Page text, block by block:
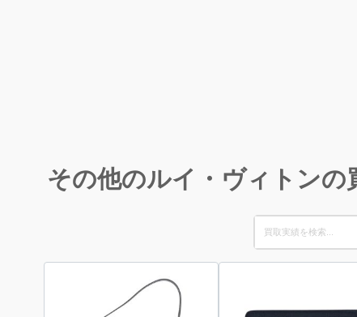
その他のルイ・ヴィトンの
Search
for: